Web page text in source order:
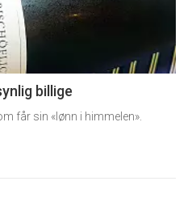
billige
får sin «lønn i himmelen».